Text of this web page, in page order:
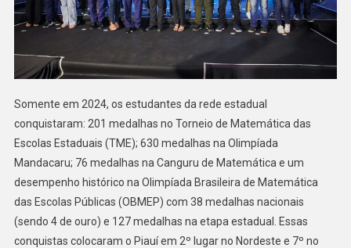
Somente em 2024, os estudantes da rede estadual
conquistaram: 201 medalhas no Torneio de Matemática das
Escolas Estaduais (TME); 630 medalhas na Olimpíada
Mandacaru; 76 medalhas na Canguru de Matemática e um
desempenho histórico na Olimpíada Brasileira de Matemática
das Escolas Públicas (OBMEP) com 38 medalhas nacionais
(sendo 4 de ouro) e 127 medalhas na etapa estadual. Essas
conquistas colocaram o Piauí em 2º lugar no Nordeste e 7º no